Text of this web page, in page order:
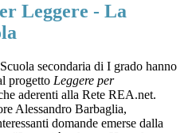
Leggere - La
secondaria di I grado hanno
progetto Leggere per
aderenti alla Rete REA.net.
Alessandro Barbaglia,
domande emerse dalla